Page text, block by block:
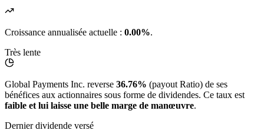
Croissance annualisée actuelle : 0.00%.
Très lente
Global Payments Inc. reverse 36.76% (payout Ratio) de ses
bénéfices aux actionnaires sous forme de dividendes. Ce taux est
faible et lui laisse une belle marge de manœuvre.
Dernier dividende versé